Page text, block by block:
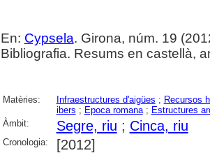
En: Cypsela. Girona, núm. 19
Bibliografia. Resums en castellà,
Matèries: Infraestructures d'aigües ; Recursos
ibers ; Epoca romana; Estructures
Àmbit:
Segre, riu ; Cinca, riu
Cronologia: [2012]